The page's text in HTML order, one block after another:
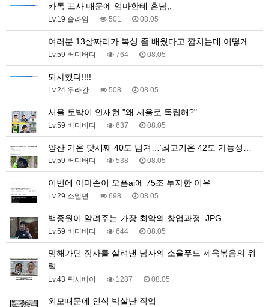
카톡 프사 때문에 엄마한테 혼남;;
Lv.19 슬라임 501 08.05
여러분 13살짜리가 복싱 좀 배웠다고 깝치는데 어떻게 …
Lv.59 버디버디 764 08.05
퇴사했다!!!!
Lv.24 우라칸 508 08.05
서울 토박이 안재현 "왜 서울로 독립해?"
Lv.59 버디버디 637 08.05
양산 기온 닷새째 40도 넘겨…‘최고기온 42도 가능성…
Lv.59 버디버디 538 08.05
이번에 아마존이 오픈ai에 75조 투자한 이유
Lv.29 소밀면 698 08.05
백종원이 알려주는 가장 최악의 창업과정 .JPG
Lv.59 버디버디 644 08.05
망해가던 장사를 살려낸 남자의 소울푸드 제육볶음의 위
력…
Lv.43 픽시베이 1287 08.05
외모때문에 인식 박살난 직업